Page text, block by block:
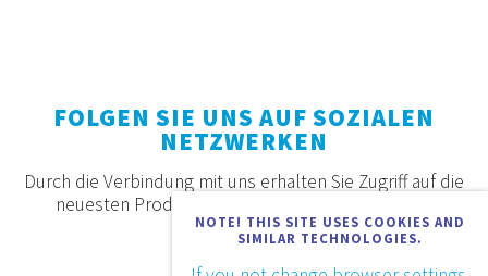
NOTE! THIS SITE USES COOKIES AND
SIMILAR TECHNOLOGIES.
FOLGEN SIE UNS AUF SOZIALEN
NETZWERKEN
Durch die Verbindung mit uns erhalten Sie Zugriff auf die
neuesten Produkte, Angebote und Neuigkeiten.